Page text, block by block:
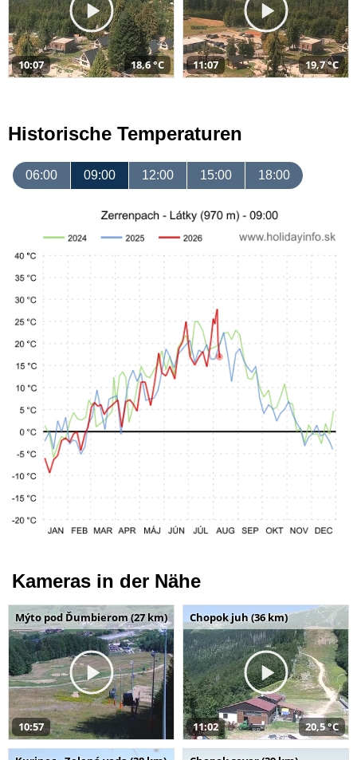
10:07 18,6 °C 11:07 19,7 °C
Historische Temperaturen
06:00 09:00 12:00 15:00 18:00
Kameras in der Nähe
Mýto pod Ďumbierom (27 km)
10:57
Chopok juh (36 km)
11:02 20,5 °C